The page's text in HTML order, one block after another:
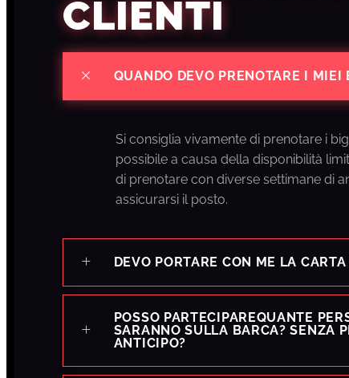
CLIENTI
QUANDO DEVO PRENOTARE I MIEI
Si consiglia vivamente di prenotare i
possibile a causa della disponibilità
di prenotare con diverse settimane di
assicurarsi il posto.
DEVO PORTARE CON ME LA
POSSO PARTECIPAREQUANTE
SARANNO SULLA BARCA? SENZA
ANTICIPO?